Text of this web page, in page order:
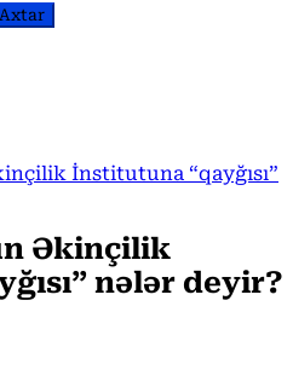
İnstitutuna “qayğısı”
Əkinçilik
nələr deyir?